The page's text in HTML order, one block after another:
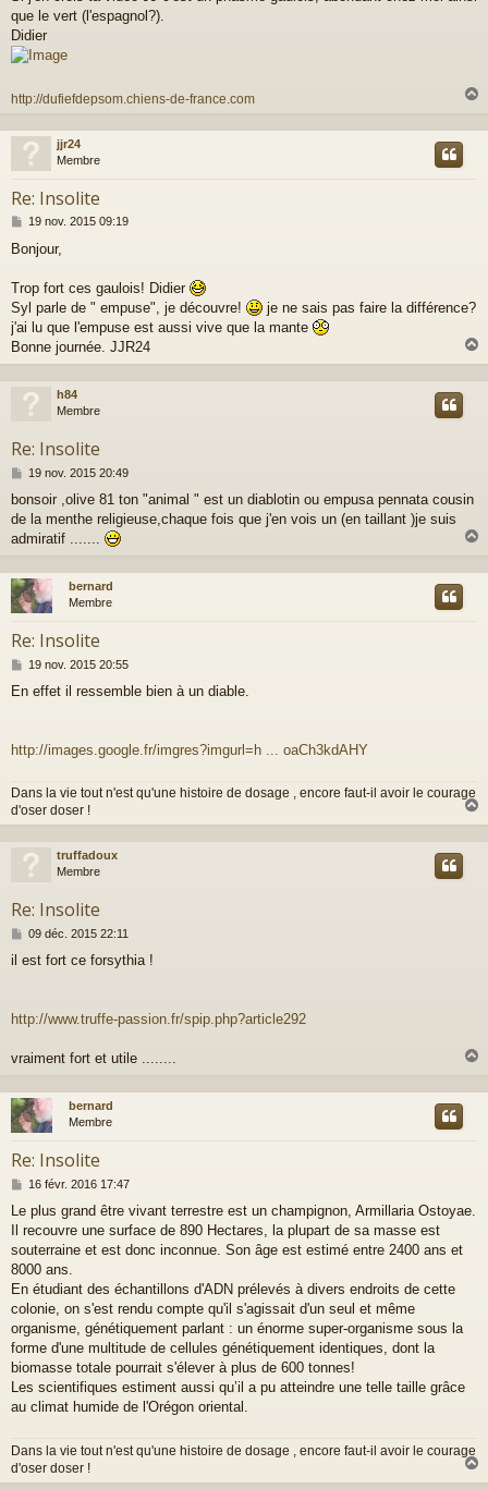
s
a
g
e
que le vert (l'espagnol?).
Didier
http://dufiefdepsom.chiens-de-france.com
u
jjr24
Membre
Re: Insolite
M
s
a
g
e
19 nov. 2015 09:19
Bonjour,
Trop fort ces gaulois! Didier
Syl parle de " empuse", je découvre!
je ne sais pas faire la différence?
j'ai lu que l'empuse est aussi vive que la mante
Bonne journée. JJR24
a
h84
Membre
Re: Insolite
M
s
s
a
19 nov. 2015 20:49
bonsoir ,olive 81 ton "animal " est un diablotin ou empusa pennata cousin
de la menthe religieuse,chaque fois que j'en vois un (en taillant )je suis
admiratif .......
u
bernard
Membre
Re: Insolite
M
s
g
e
19 nov. 2015 20:55
En effet il ressemble bien à un diable.
http://images.google.fr/imgres?imgurl=h ... oaCh3kdAHY
Dans la vie tout n'est qu'une histoire de dosage , encore faut-il avoir le courage
d'oser doser !
a
truffadoux
Membre
Re: Insolite
M
s
g
e
09 déc. 2015 22:11
il est fort ce forsythia !
http://www.truffe-passion.fr/spip.php?article292
vraiment fort et utile ........
u
bernard
Membre
Re: Insolite
M
s
s
a
g
16 févr. 2016 17:47
Le plus grand être vivant terrestre est un champignon, Armillaria Ostoyae.
Il recouvre une surface de 890 Hectares, la plupart de sa masse est
souterraine et est donc inconnue. Son âge est estimé entre 2400 ans et
8000 ans.
En étudiant des échantillons d'ADN prélevés à divers endroits de cette
colonie, on s'est rendu compte qu'il s'agissait d'un seul et même
organisme, génétiquement parlant : un énorme super-organisme sous la
forme d'une multitude de cellules génétiquement identiques, dont la
biomasse totale pourrait s'élever à plus de 600 tonnes!
Les scientifiques estiment aussi qu’il a pu atteindre une telle taille grâce
au climat humide de l'Orégon oriental.
Dans la vie tout n'est qu'une histoire de dosage , encore faut-il avoir le courage
d'oser doser !
a